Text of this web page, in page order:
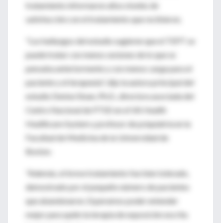
tratamiento informaron altos niveles de
satisfacción con el tratamiento que recibieron.
"Los hallazgos del estudio sugieren que el TEPT se
puede tratar con menos sesiones de lo que se
pensaba anteriormente y con menos carga para el
paciente y el terapeuta", dijo la autora principal del
estudio Denise Sloan, Ph.D., directora asociada del
Centro Nacional de PTSD en el VA Health
Healthcare System y profesor de psiquiatría en la
Facultad de Medicina de la Universidad de
Boston.
"Además, el breve tratamiento fue bien tolerado,
demostrado por el pequeño número de pacientes
que abandonaron. Esperamos poder entender
mejor para quién la terapia de exposición escrita